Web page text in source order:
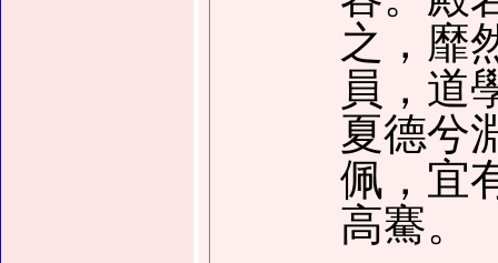
之，靡
員，道
夏德兮
佩，宜
高騫。